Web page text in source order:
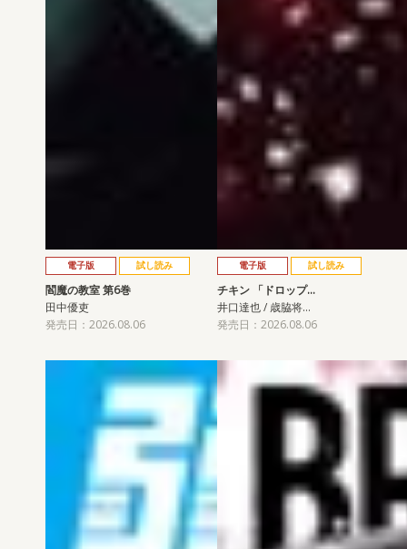
電子版 試し読み
閻魔の教室 第6巻
田中優吏
発売日：2026.08.06
電子版 試し読み
チキン 「ドロップ…
井口達也 / 歳脇将…
発売日：2026.08.06